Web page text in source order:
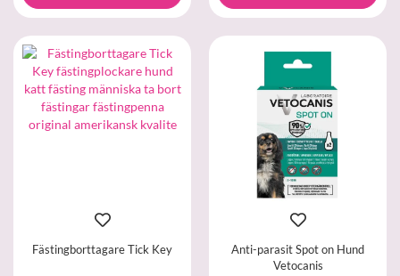
Fästingborttagare Tick Key
Anti-parasit Spot on Hund
Vetocanis